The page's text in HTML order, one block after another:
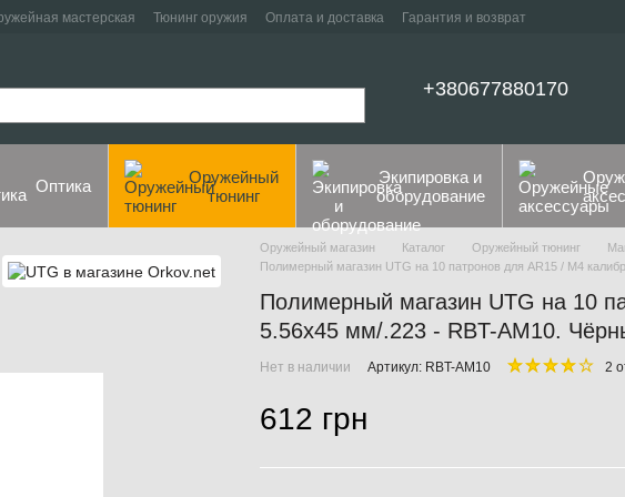
мастерская Тюнинг оружия Оплата и доставка
Гарантия и возврат
+380677880170
Оптика
Оружейный
тюнинг
Экипировка и
оборудование
Оружейный магазин Каталог Оружейный тюнинг
Полимерный магазин UTG на 10 патронов для AR15 / M4
Полимерный магазин UTG на 10
5.56x45 мм/.223 - RBT-AM10.
Нет в наличии Артикул: RBT-AM10 2
612 грн